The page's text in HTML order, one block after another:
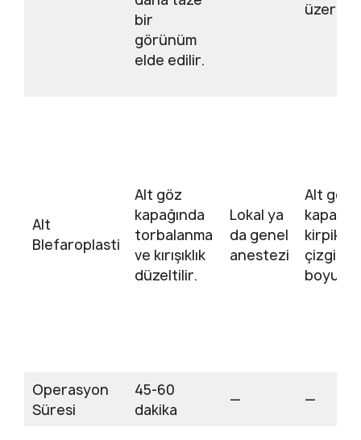
bir
görünüm
elde edilir.
Alt
Blefaroplasti
Alt göz
kapağında
torbalanma
ve kırışıklık
düzeltilir.
Lokal ya
da genel
anestezi
Alt göz
kapağı
kirpik
çizgisi
Operasyon
Süresi
45-60
dakika
— —